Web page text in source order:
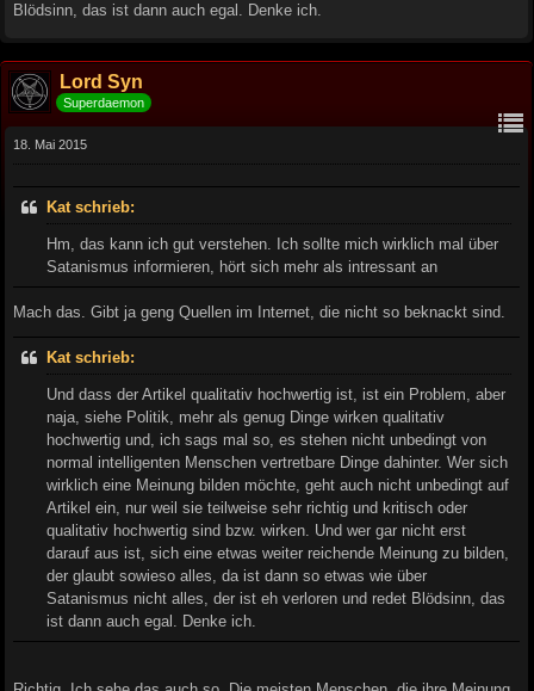
Blödsinn, das ist dann auch egal. Denke ich.
Lord Syn
Superdaemon
18. Mai 2015
Kat schrieb:
Hm, das kann ich gut verstehen. Ich sollte mich wirklich mal über
Satanismus informieren, hört sich mehr als intressant an
Mach das. Gibt ja geng Quellen im Internet, die nicht so beknackt sind.
Kat schrieb:
Und dass der Artikel qualitativ hochwertig ist, ist ein Problem, aber
naja, siehe Politik, mehr als genug Dinge wirken qualitativ
hochwertig und, ich sags mal so, es stehen nicht unbedingt von
normal intelligenten Menschen vertretbare Dinge dahinter. Wer sich
wirklich eine Meinung bilden möchte, geht auch nicht unbedingt auf
Artikel ein, nur weil sie teilweise sehr richtig und kritisch oder
qualitativ hochwertig sind bzw. wirken. Und wer gar nicht erst
darauf aus ist, sich eine etwas weiter reichende Meinung zu bilden,
der glaubt sowieso alles, da ist dann so etwas wie über
Satanismus nicht alles, der ist eh verloren und redet Blödsinn, das
ist dann auch egal. Denke ich.